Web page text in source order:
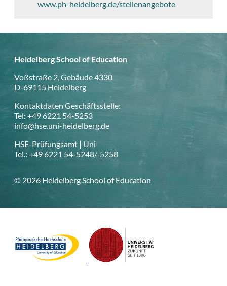
www.ph-heidelberg.de/stellenangebote
Heidelberg School of Education
Voßstraße 2, Gebäude 4330
D-69115 Heidelberg
Kontaktdaten Geschäftsstelle:
Tel: +49 6221 54-5253
info@hse.uni-heidelberg.de
HSE-Prüfungsamt | Uni
Tel.: +49 6221 54-5248/-5258
© 2026 Heidelberg School of Education